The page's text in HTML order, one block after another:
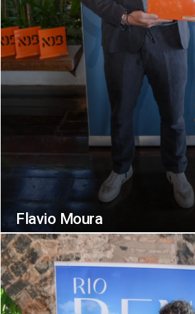
Flavio Moura